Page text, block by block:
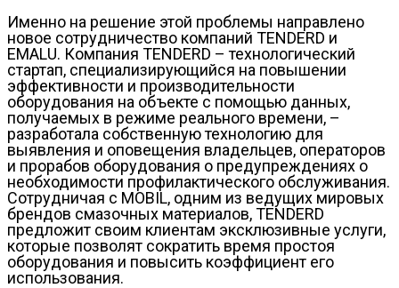
Именно на решение этой проблемы направлено
новое сотрудничество компаний TENDERD и
EMALU. Компания TENDERD – технологический
стартап, специализирующийся на повышении
эффективности и производительности
оборудования на объекте с помощью данных,
получаемых в режиме реального времени, –
разработала собственную технологию для
выявления и оповещения владельцев, операторов
и прорабов оборудования о предупреждениях о
необходимости профилактического обслуживания.
Сотрудничая с MOBIL, одним из ведущих мировых
брендов смазочных материалов, TENDERD
предложит своим клиентам эксклюзивные услуги,
которые позволят сократить время простоя
оборудования и повысить коэффициент его
использования.